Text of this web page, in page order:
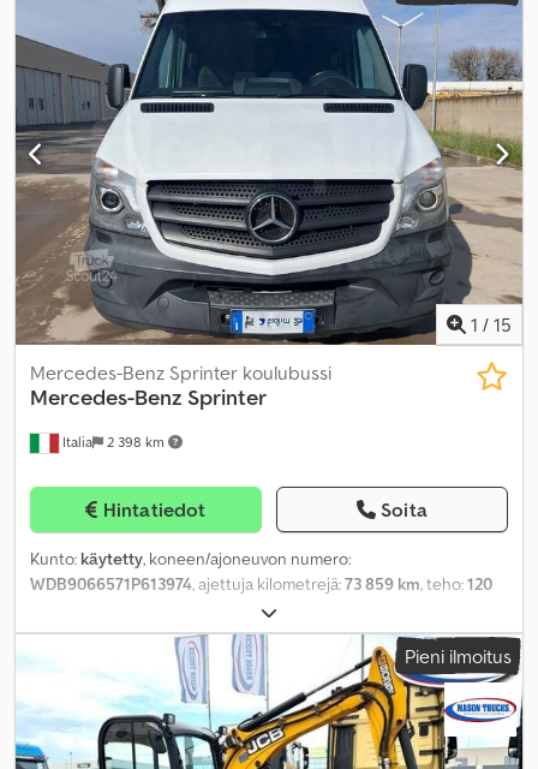
1 / 15
Italia 2 398 km
Mercedes-Benz Sprinter koulubussi
Mercedes-Benz Sprinter
Hintatiedot Soita
Kunto: käytetty, koneen/ajoneuvon numero:
WDB9066571P613974, ajettuja kilometrejä:73 859 km, teho:120
, ensirekisteröinti:02/2019
istuimien määrä:32, päästöluokka:Euro 6, väri:valkoinen, renkaan
, kokonaispituus: 7 360 mm, kokonaisleveys:
1 990 mm, kokonaiskorkeus:2 840 mm , Valmistusvuosi:2019,
Varusteet:ABS, ilmastointi,
Pieni ilmoitus